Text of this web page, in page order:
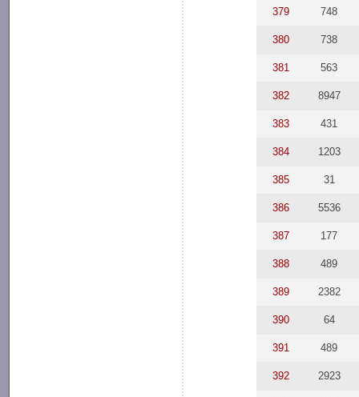
379 748
380 738
381 563
382 8947
383 431
384 1203
385 31
386 5536
387 177
388 489
389 2382
390 64
391 489
392 2923